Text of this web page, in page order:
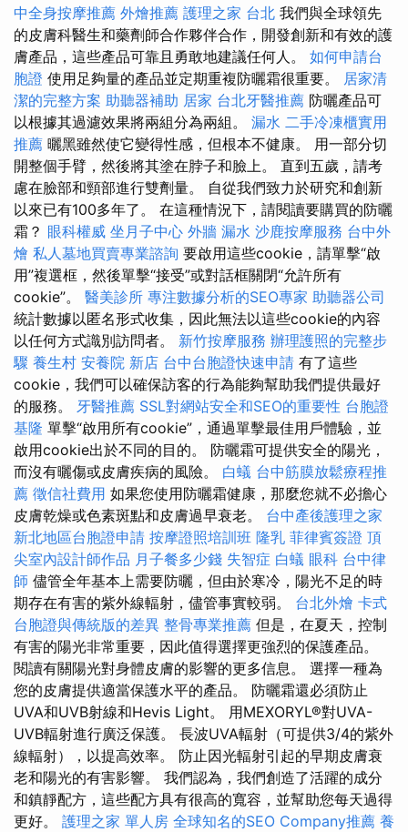
中全身按摩推薦 外燴推薦 護理之家 台北 我們與全球領先
的皮膚科醫生和藥劑師合作夥伴合作，開發創新和有效的護
膚產品，這些產品可靠且勇敢地建議任何人。 如何申請台
胞證 使用足夠量的產品並定期重複防曬霜很重要。 居家清
潔的完整方案 助聽器補助 居家 台北牙醫推薦 防曬產品可
以根據其過濾效果將兩組分為兩組。 漏水 二手冷凍櫃實用
推薦 曬黑雖然使它變得性感，但根本不健康。 用一部分切
開整個手臂，然後將其塗在脖子和臉上。 直到五歲，請考
慮在臉部和頸部進行雙劑量。 自從我們致力於研究和創新
以來已有100多年了。 在這種情況下，請閱讀要購買的防曬
霜？ 眼科權威 坐月子中心 外牆 漏水 沙鹿按摩服務 台中外
燴 私人墓地買賣專業諮詢 要啟用這些cookie，請單擊“啟
用”複選框，然後單擊“接受”或對話框關閉“允許所有
cookie”。 醫美診所 專注數據分析的SEO專家 助聽器公司
統計數據以匿名形式收集，因此無法以這些cookie的內容
以任何方式識別訪問者。 新竹按摩服務 辦理護照的完整步
驟 養生村 安養院 新店 台中台胞證快速申請 有了這些
cookie，我們可以確保訪客的行為能夠幫助我們提供最好
的服務。 牙醫推薦 SSL對網站安全和SEO的重要性 台胞證
基隆 單擊“啟用所有cookie”，通過單擊最佳用戶體驗，並
啟用cookie出於不同的目的。 防曬霜可提供安全的陽光，
而沒有曬傷或皮​​膚疾病的風險。 白蟻 台中筋膜放鬆療程推
薦 徵信社費用 如果您使用防曬霜健康，那麼您就不必擔心
皮膚乾燥或色素斑點和皮膚過早衰老。 台中產後護理之家
新北地區台胞證申請 按摩證照培訓班 隆乳 菲律賓簽證 頂
尖室內設計師作品 月子餐多少錢 失智症 白蟻 眼科 台中律
師 儘管全年基本上需要防曬，但由於寒冷，陽光不足的時
期存在有害的紫外線輻射，儘管事實較弱。 台北外燴 卡式
台胞證與傳統版的差異 整骨專業推薦 但是，在夏天，控制
有害的陽光非常重要，因此值得選擇更強烈的保護產品。
閱讀有關陽光對身體皮膚的影響的更多信息。 選擇一種為
您的皮膚提供適當保護水平的產品。 防曬霜還必須防止
UVA和UVB射線和Hevis Light。 用MEXORYL®對UVA-
UVB輻射進行廣泛保護。 長波UVA輻射（可提供3/4的紫外
線輻射），以提高效率。 防止因光輻射引起的早期皮膚衰
老和陽光的有害影響。 我們認為，我們創造了活躍的成分
和鎮靜配方，這些配方具有很高的寬容，並幫助您每天過得
更好。 護理之家 單人房 全球知名的SEO Company推薦 養